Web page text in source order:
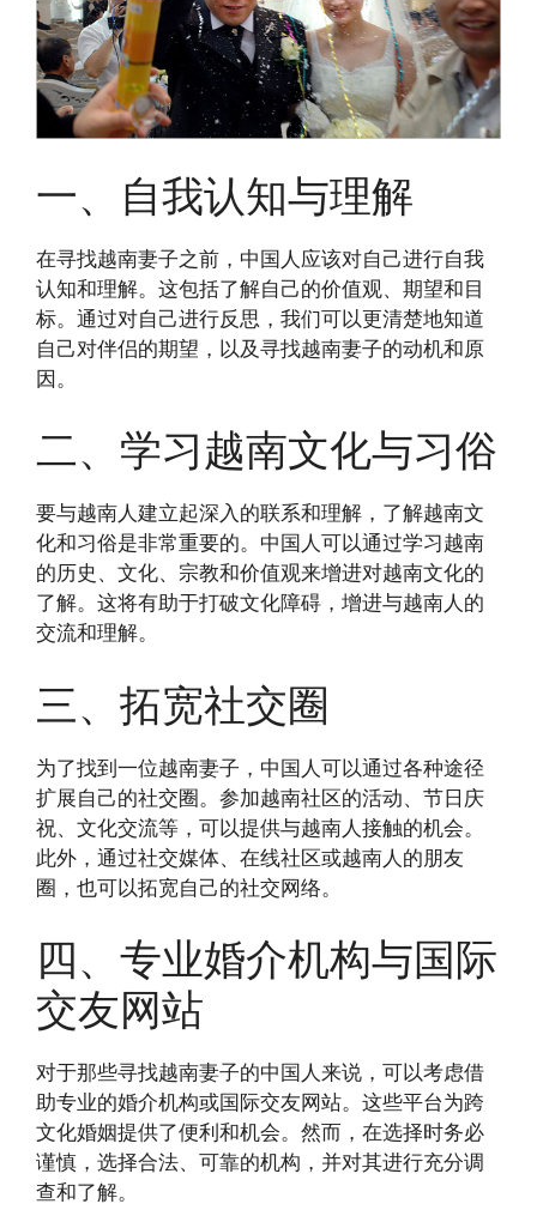
一、自我认知与理解
在寻找越南妻子之前，中国人应该对自己进行自我
认知和理解。这包括了解自己的价值观、期望和目
标。通过对自己进行反思，我们可以更清楚地知道
自己对伴侣的期望，以及寻找越南妻子的动机和原
因。
二、学习越南文化与习俗
要与越南人建立起深入的联系和理解，了解越南文
化和习俗是非常重要的。中国人可以通过学习越南
的历史、文化、宗教和价值观来增进对越南文化的
了解。这将有助于打破文化障碍，增进与越南人的
交流和理解。
三、拓宽社交圈
为了找到一位越南妻子，中国人可以通过各种途径
扩展自己的社交圈。参加越南社区的活动、节日庆
祝、文化交流等，可以提供与越南人接触的机会。
此外，通过社交媒体、在线社区或越南人的朋友
圈，也可以拓宽自己的社交网络。
四、专业婚介机构与国际
交友网站
对于那些寻找越南妻子的中国人来说，可以考虑借
助专业的婚介机构或国际交友网站。这些平台为跨
文化婚姻提供了便利和机会。然而，在选择时务必
谨慎，选择合法、可靠的机构，并对其进行充分调
查和了解。